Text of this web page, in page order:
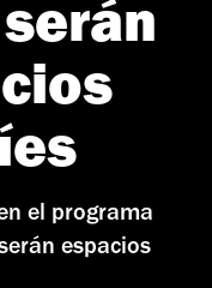
el programa
espacios